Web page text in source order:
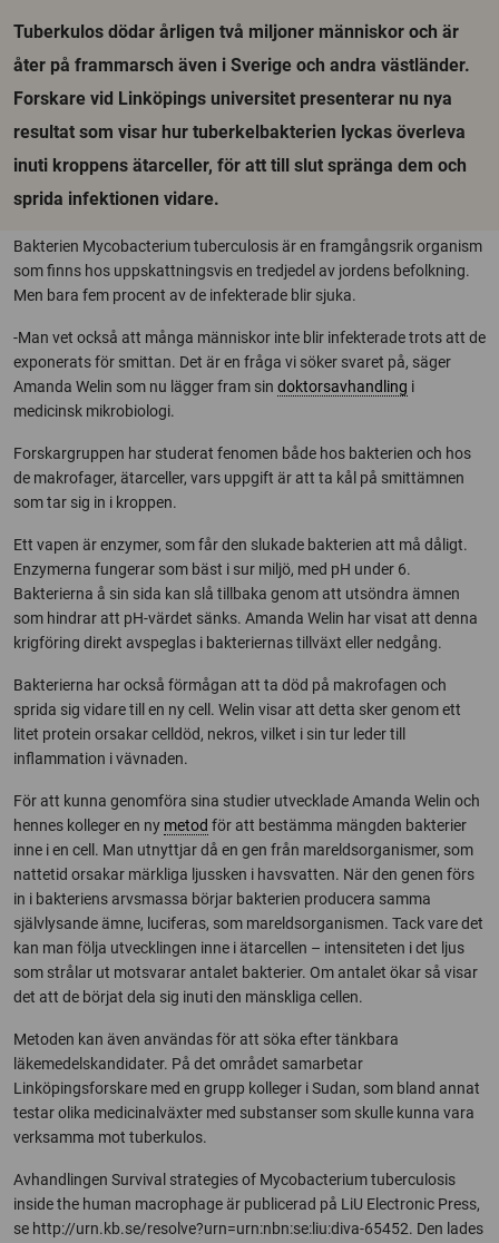
Tuberkulos dödar årligen två miljoner människor och är
åter på frammarsch även i Sverige och andra västländer.
Forskare vid Linköpings universitet presenterar nu nya
resultat som visar hur tuberkelbakterien lyckas överleva
inuti kroppens ätarceller, för att till slut spränga dem och
sprida infektionen vidare.
Bakterien Mycobacterium tuberculosis är en framgångsrik organism
som finns hos uppskattningsvis en tredjedel av jordens befolkning.
Men bara fem procent av de infekterade blir sjuka.
-Man vet också att många människor inte blir infekterade trots att de
exponerats för smittan. Det är en fråga vi söker svaret på, säger
Amanda Welin som nu lägger fram sin doktorsavhandling i
medicinsk mikrobiologi.
Forskargruppen har studerat fenomen både hos bakterien och hos
de makrofager, ätarceller, vars uppgift är att ta kål på smittämnen
som tar sig in i kroppen.
Ett vapen är enzymer, som får den slukade bakterien att må dåligt.
Enzymerna fungerar som bäst i sur miljö, med pH under 6.
Bakterierna å sin sida kan slå tillbaka genom att utsöndra ämnen
som hindrar att pH-värdet sänks. Amanda Welin har visat att denna
krigföring direkt avspeglas i bakteriernas tillväxt eller nedgång.
Bakterierna har också förmågan att ta död på makrofagen och
sprida sig vidare till en ny cell. Welin visar att detta sker genom ett
litet protein orsakar celldöd, nekros, vilket i sin tur leder till
inflammation i vävnaden.
För att kunna genomföra sina studier utvecklade Amanda Welin och
hennes kolleger en ny metod för att bestämma mängden bakterier
inne i en cell. Man utnyttjar då en gen från mareldsorganismer, som
nattetid orsakar märkliga ljussken i havsvatten. När den genen förs
in i bakteriens arvsmassa börjar bakterien producera samma
självlysande ämne, luciferas, som mareldsorganismen. Tack vare det
kan man följa utvecklingen inne i ätarcellen – intensiteten i det ljus
som strålar ut motsvarar antalet bakterier. Om antalet ökar så visar
det att de börjat dela sig inuti den mänskliga cellen.
Metoden kan även användas för att söka efter tänkbara
läkemedelskandidater. På det området samarbetar
Linköpingsforskare med en grupp kolleger i Sudan, som bland annat
testar olika medicinalväxter med substanser som skulle kunna vara
verksamma mot tuberkulos.
Avhandlingen Survival strategies of Mycobacterium tuberculosis
inside the human macrophage är publicerad på LiU Electronic Press,
se http://urn.kb.se/resolve?urn=urn:nbn:se:liu:diva-65452. Den lades